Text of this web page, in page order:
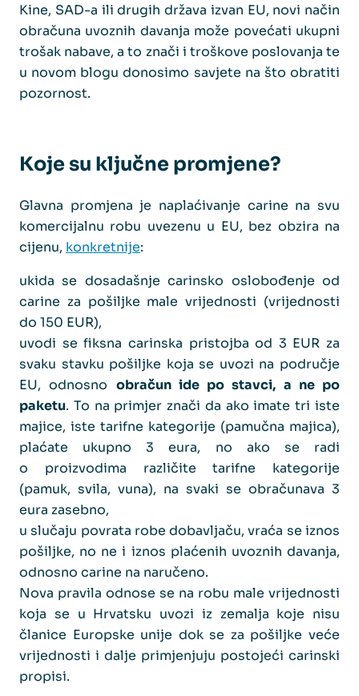
Kine, SAD-a ili drugih država izvan EU, novi način
obračuna uvoznih davanja može povećati ukupni
trošak nabave, a to znači i troškove poslovanja te
u novom blogu donosimo savjete na što obratiti
pozornost.
Koje su ključne promjene?
Glavna promjena je naplaćivanje carine na svu
komercijalnu robu uvezenu u EU, bez obzira na
cijenu, konkretnije:
ukida se dosadašnje carinsko oslobođenje od
carine za pošiljke male vrijednosti (vrijednosti
do 150 EUR),
uvodi se fiksna carinska pristojba od 3 EUR za
svaku stavku pošiljke koja se uvozi na područje
EU, odnosno obračun ide po stavci, a ne po
paketu. To na primjer znači da ako imate tri iste
majice, iste tarifne kategorije (pamučna majica),
plaćate ukupno 3 eura, no ako se radi
o proizvodima različite tarifne kategorije
(pamuk, svila, vuna), na svaki se obračunava 3
eura zasebno,
u slučaju povrata robe dobavljaču, vraća se iznos
pošiljke, no ne i iznos plaćenih uvoznih davanja,
odnosno carine na naručeno.
Nova pravila odnose se na robu male vrijednosti
koja se u Hrvatsku uvozi iz zemalja koje nisu
članice Europske unije dok se za pošiljke veće
vrijednosti i dalje primjenjuju postojeći carinski
propisi.